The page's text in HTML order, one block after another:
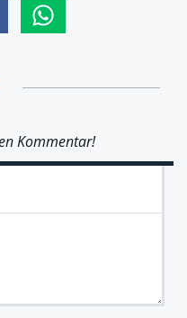
Kommentar!